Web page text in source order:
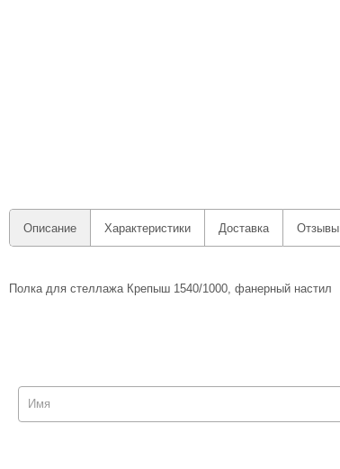
Описание Характеристики Доставка Отзывы
Полка для стеллажа Крепыш 1540/1000, фанерный настил